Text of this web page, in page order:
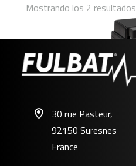
Mostrando los 2 resultados
30 rue Pasteur,
92150 Suresnes
France